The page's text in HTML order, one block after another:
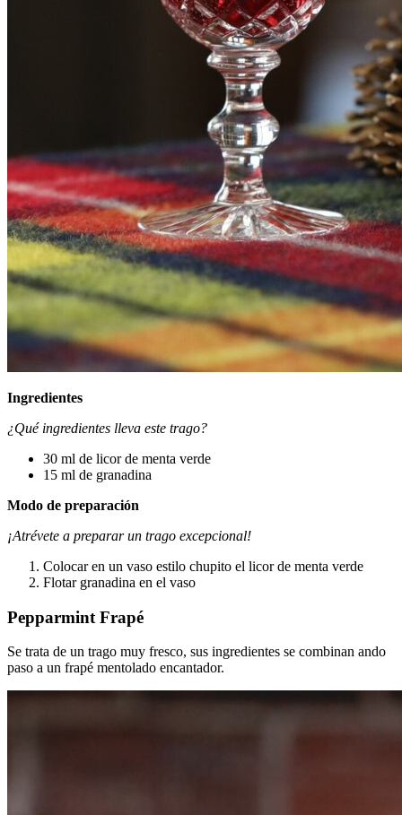
Ingredientes
¿Qué ingredientes lleva este trago?
30 ml de licor de menta verde
15 ml de granadina
Modo de preparación
¡Atrévete a preparar un trago excepcional!
Colocar en un vaso estilo chupito el licor de menta verde
Flotar granadina en el vaso
Pepparmint Frapé
Se trata de un trago muy fresco, sus ingredientes se combinan ando
paso a un frapé mentolado encantador.